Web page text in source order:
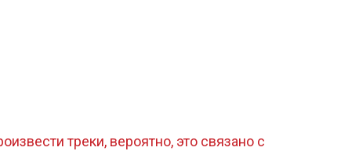
треки, вероятно, это связано с